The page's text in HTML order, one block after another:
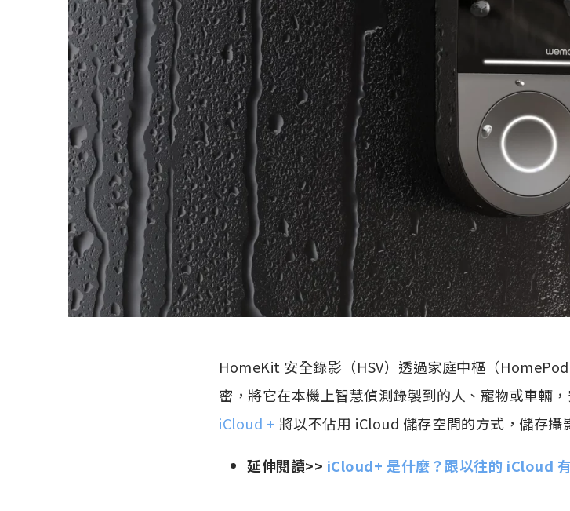
HomeKit 安全錄影（HSV）透過家庭中樞（
密，將它在本機上智慧偵測錄製到的人、寵物或車輛
iCloud + 將以不佔用 iCloud 儲存空間的方式，儲存攝
延伸閱讀>> iCloud+ 是什麼？跟以往的 iCloud